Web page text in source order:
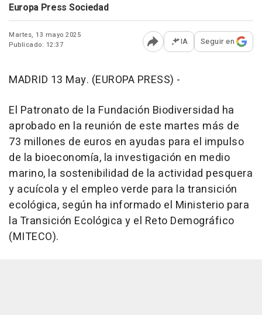
Europa Press Sociedad
Martes, 13 mayo 2025
Publicado: 12:37
Abrir opciones para
IA Seguir en
MADRID 13 May. (EUROPA PRESS) -
El Patronato de la Fundación Biodiversidad ha
aprobado en la reunión de este martes más de
73 millones de euros en ayudas para el impulso
de la bioeconomía, la investigación en medio
marino, la sostenibilidad de la actividad pesquera
y acuícola y el empleo verde para la transición
ecológica, según ha informado el Ministerio para
la Transición Ecológica y el Reto Demográfico
(MITECO).